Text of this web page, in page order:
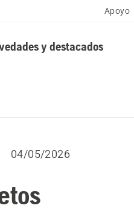
Apoyo
y destacados
04/05/2026